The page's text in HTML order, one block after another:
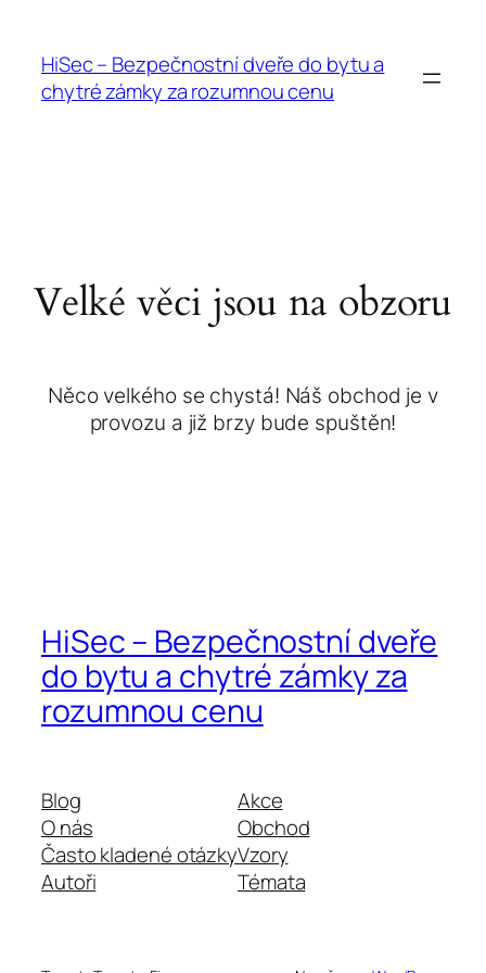
HiSec – Bezpečnostní dveře do bytu a
chytré zámky za rozumnou cenu
Velké věci jsou na obzoru
Něco velkého se chystá! Náš obchod je v
provozu a již brzy bude spuštěn!
HiSec – Bezpečnostní dveře
do bytu a chytré zámky za
rozumnou cenu
Blog
O nás
Často kladené otázky
Autoři
Akce
Obchod
Vzory
Témata